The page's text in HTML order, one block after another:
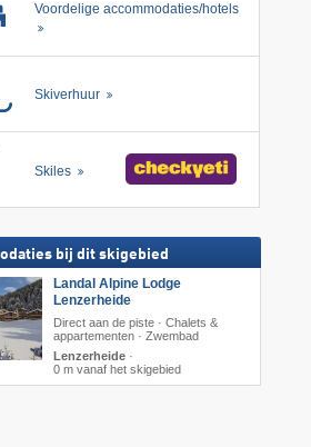
Voordelige accommodaties/hotels
Skiverhuur
Skiles
bij dit skigebied
Landal Alpine Lodge
Lenzerheide
Direct aan de piste · Chalets &
appartementen · Zwembad
Lenzerheide·
0 m vanaf het skigebied